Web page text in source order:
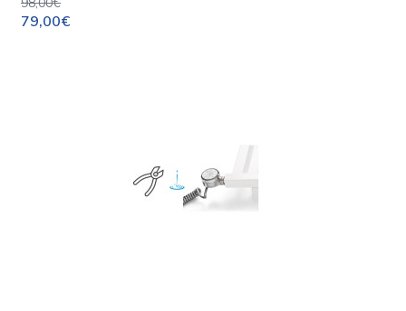
98,00€
79,00€